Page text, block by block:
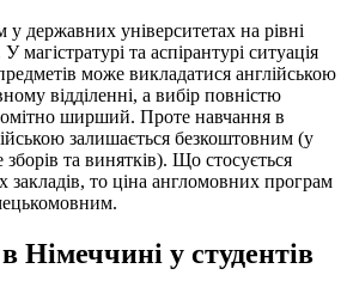
державних університетах на рівні
магістратурі та аспірантурі ситуація
може викладатися англійською
відділенні, а вибір повністю
ширший. Проте навчання в
залишається безкоштовним (у
та винятків). Що стосується
закладів, то ціна англомовних програм
Німеччині у студентів